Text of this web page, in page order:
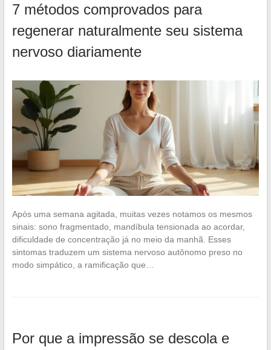
7 métodos comprovados para
regenerar naturalmente seu sistema
nervoso diariamente
Após uma semana agitada, muitas vezes notamos os mesmos
sinais: sono fragmentado, mandíbula tensionada ao acordar,
dificuldade de concentração já no meio da manhã. Esses
sintomas traduzem um sistema nervoso autônomo preso no
modo simpático, a ramificação que…
Por que a impressão se descola e